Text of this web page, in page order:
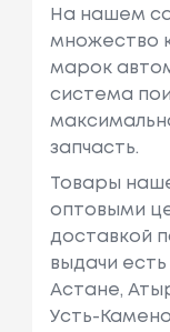
На нашем
множество
марок
система
запчасть.
Товары
оптовыми
доставкой
выдачи
Астане,
Усть-